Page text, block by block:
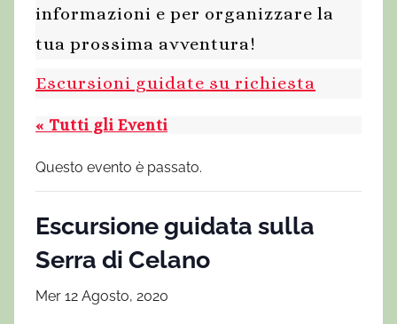
informazioni e per organizzare la
tua prossima avventura!
Escursioni guidate su richiesta
« Tutti gli Eventi
Questo evento è passato.
Escursione guidata sulla
Serra di Celano
Mer 12 Agosto, 2020